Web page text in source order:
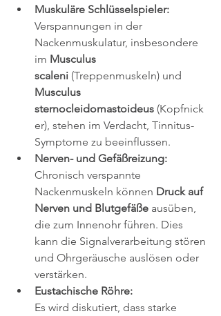
Muskuläre Schlüsselspieler:
Verspannungen in der
Nackenmuskulatur, insbesondere
im Musculus
scaleni (Treppenmuskeln) und
Musculus
sternocleidomastoideus (Kopfnick
er), stehen im Verdacht, Tinnitus-
Symptome zu beeinflussen.
Nerven- und Gefäßreizung:
Chronisch verspannte
Nackenmuskeln können Druck auf
Nerven und Blutgefäße ausüben,
die zum Innenohr führen. Dies
kann die Signalverarbeitung stören
und Ohrgeräusche auslösen oder
verstärken.
Eustachische Röhre:
Es wird diskutiert, dass starke